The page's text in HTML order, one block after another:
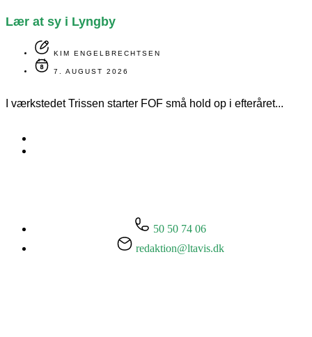
Lær at sy i Lyngby
KIM ENGELBRECHTSEN
7. AUGUST 2026
I værkstedet Trissen starter FOF små hold op i efteråret...
50 50 74 06
redaktion@ltavis.dk